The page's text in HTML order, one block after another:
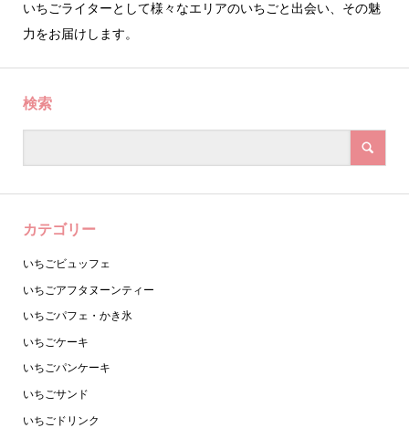
いちごライターとして様々なエリアのいちごと出会い、その魅
力をお届けします。
検索
カテゴリー
いちごビュッフェ
いちごアフタヌーンティー
いちごパフェ・かき氷
いちごケーキ
いちごパンケーキ
いちごサンド
いちごドリンク